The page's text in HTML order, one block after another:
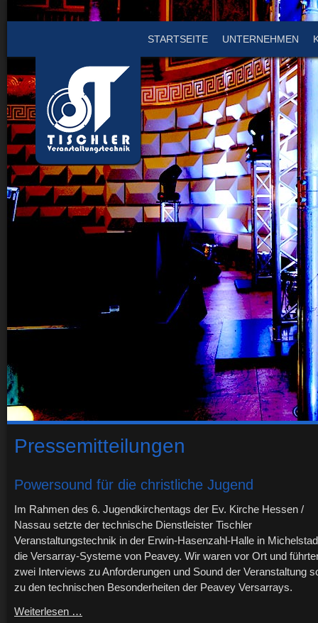
STARTSEITE UNTERNEHMEN
Pressemitteilungen
Powersound für die christliche Jugend
Im Rahmen des 6. Jugendkirchentags der Ev. Kirche Hessen /
Nassau setzte der technische Dienstleister Tischler
Veranstaltungstechnik in der Erwin-Hasenzahl-Halle in
die Versarray-Systeme von Peavey. Wir waren vor Ort und
zwei Interviews zu Anforderungen und Sound der Veranstaltung
zu den technischen Besonderheiten der Peavey Versarrays.
Weiterlesen …